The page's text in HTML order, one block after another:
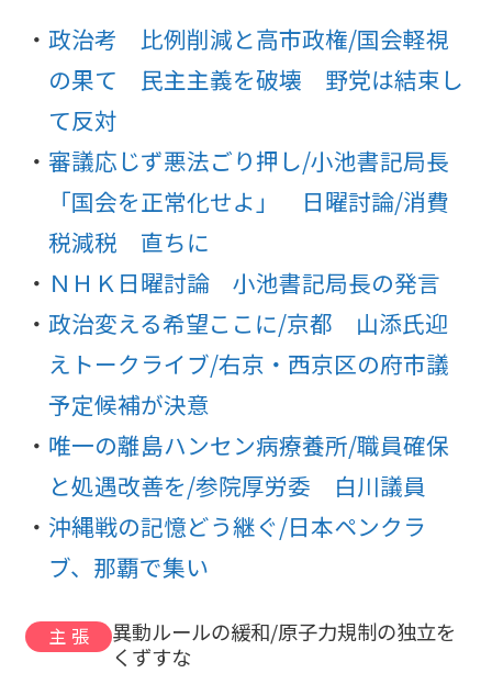
政治考 比例削減と高市政権/国会軽視
の果て 民主主義を破壊 野党は結束し
て反対
審議応じず悪法ごり押し/小池書記局長
「国会を正常化せよ」 日曜討論/消費
税減税 直ちに
ＮＨＫ日曜討論 小池書記局長の発言
政治変える希望ここに/京都 山添氏迎
えトークライブ/右京・西京区の府市議
予定候補が決意
唯一の離島ハンセン病療養所/職員確保
と処遇改善を/参院厚労委 白川議員
沖縄戦の記憶どう継ぐ/日本ペンクラ
ブ、那覇で集い
主張
異動ルールの緩和/原子力規制の独立を
くずすな